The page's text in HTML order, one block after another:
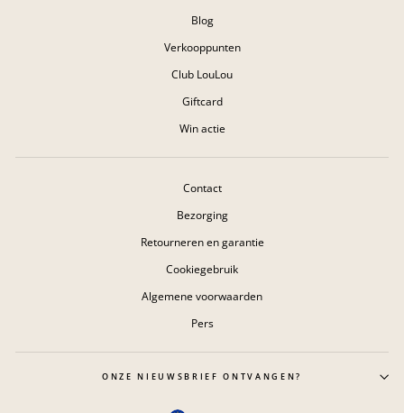
Blog
Verkooppunten
Club LouLou
Giftcard
Win actie
Contact
Bezorging
Retourneren en garantie
Cookiegebruik
Algemene voorwaarden
Pers
ONZE NIEUWSBRIEF ONTVANGEN?